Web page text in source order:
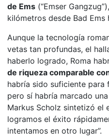
de Ems (“Emser
kilómetros desde Bad Ems
Aunque la tecnología
vetas tan profundas, el
haberlo logrado, Roma
de riqueza comparable
habría sido suficiente para
pero sí habría marcado
Markus Scholz sintetizó el
logramos el éxito
intentamos en otro lugar”.